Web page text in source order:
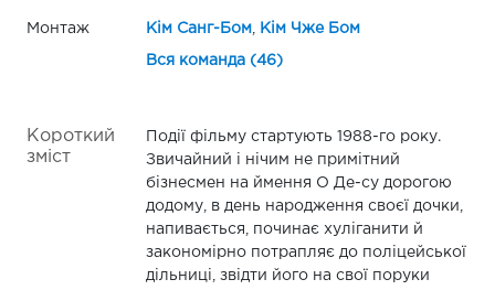
Монтаж Кім Санг-Бом, Кім Чже Бом
Вся команда (46)
Короткий
зміст
Події фільму стартують 1988-го року.
Звичайний і нічим не примітний
бізнесмен на ймення О Де-су дорогою
додому, в день народження своєї дочки,
напивається, починає хуліганити й
закономірно потрапляє до поліцейської
дільниці, звідти його на свої поруки